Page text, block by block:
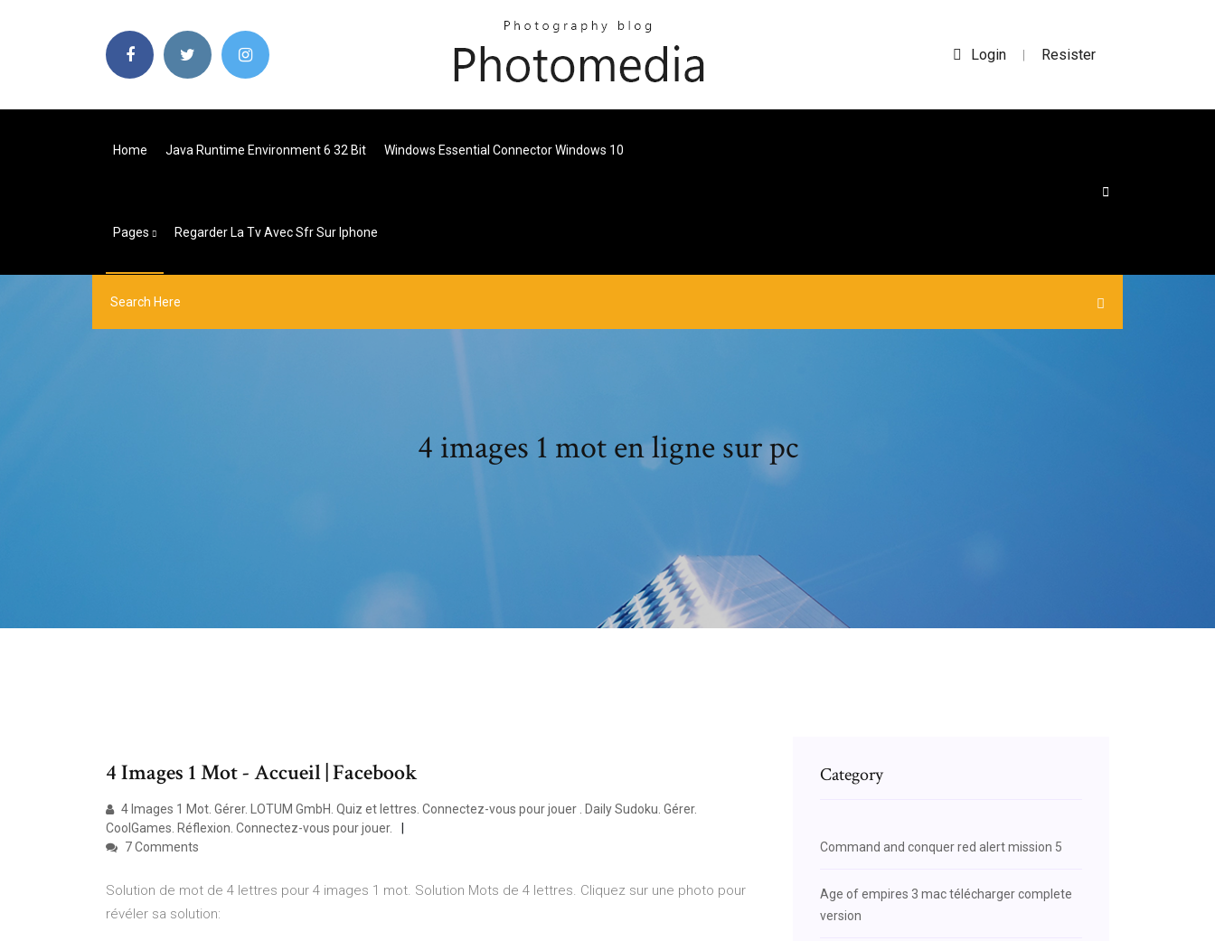
Login | Resister
Home Java Runtime Environment 6 32 Bit Windows Essential Connector Windows 10
Pages Regarder La Tv Avec Sfr Sur Iphone
4 images 1 mot en ligne sur pc
4 Images 1 Mot - Accueil | Facebook
4 Images 1 Mot. Gérer. LOTUM GmbH. Quiz et lettres. Connectez-vous pour jouer . Daily Sudoku. Gérer.
CoolGames. Réflexion. Connectez-vous pour jouer.
7 Comments
Solution de mot de 4 lettres pour 4 images 1 mot. Solution Mots de 4 lettres. Cliquez sur une photo pour
révéler sa solution:
Category
Command and conquer red alert mission 5
Age of empires 3 mac télécharger complete
version